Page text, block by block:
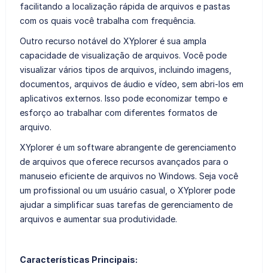
facilitando a localização rápida de arquivos e pastas
com os quais você trabalha com frequência.
Outro recurso notável do XYplorer é sua ampla
capacidade de visualização de arquivos. Você pode
visualizar vários tipos de arquivos, incluindo imagens,
documentos, arquivos de áudio e vídeo, sem abri-los em
aplicativos externos. Isso pode economizar tempo e
esforço ao trabalhar com diferentes formatos de
arquivo.
XYplorer é um software abrangente de gerenciamento
de arquivos que oferece recursos avançados para o
manuseio eficiente de arquivos no Windows. Seja você
um profissional ou um usuário casual, o XYplorer pode
ajudar a simplificar suas tarefas de gerenciamento de
arquivos e aumentar sua produtividade.
Características Principais: